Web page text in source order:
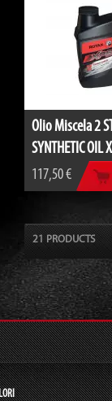
Olio Miscela 2
SYNTHETIC OIL
TE...
117,50 €
21 PRODUCTS